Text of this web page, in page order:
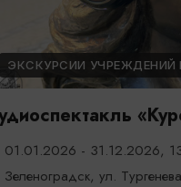
ЭКСКУРСИИ УЧРЕЖДЕНИЙ
01.01.2026 - 31.12.2026,
Зеленоградск, ул.